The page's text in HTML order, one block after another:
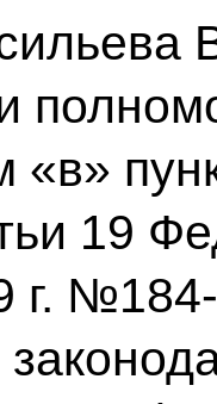
«в»
19
г.